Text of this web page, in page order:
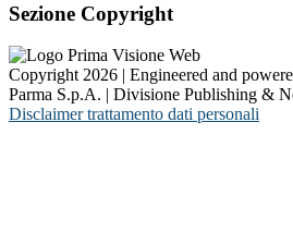
Sezione Copyright
Copyright 2026 | Engineered and
Parma S.p.A. | Divisione Publishing &
Disclaimer trattamento dati personali